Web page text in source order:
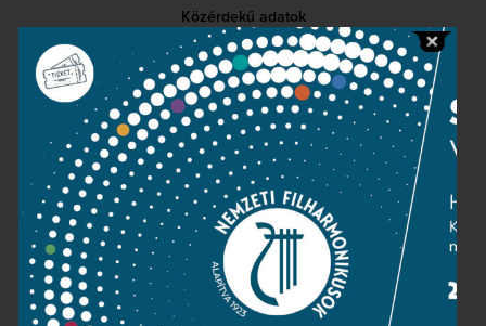
Közérdekű adatok
Sajtószoba
Adatvédelem
Impresszum
NEMZETI
FILHARMONIKUSOK